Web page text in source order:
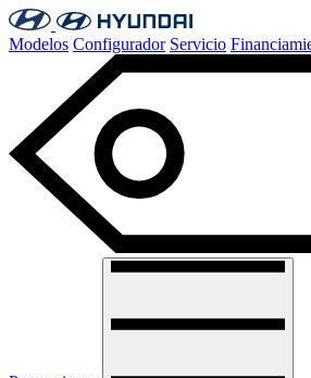
Modelos Configurador Servicio